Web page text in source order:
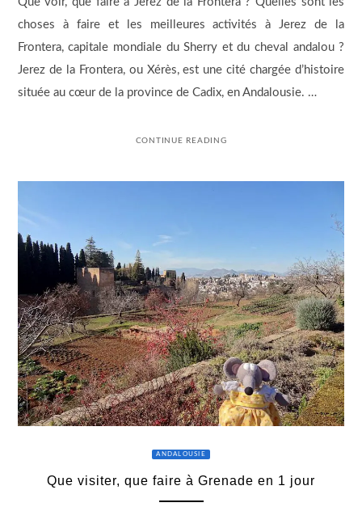
choses à faire et les meilleures activités à Jerez de la
Frontera, capitale mondiale du Sherry et du cheval andalou ?
Jerez de la Frontera, ou Xérès, est une cité chargée d’histoire
située au cœur de la province de Cadix, en Andalousie. …
CONTINUE READING
ANDALOUSIE
Que visiter, que faire à Grenade en 1 jour